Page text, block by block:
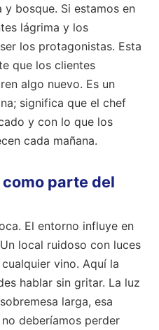
bosque. Si estamos en
lágrima y los
los protagonistas. Esta
que los clientes
algo nuevo. Es un
significa que el chef
y con lo que los
cada mañana.
parte del
El entorno influye en
local ruidoso con luces
vino. Aquí la
hablar sin gritar. La luz
larga, esa
deberíamos perder